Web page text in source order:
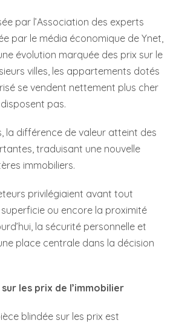
par l’Association des experts
par le média économique de Ynet,
évolution marquée des prix sur le
villes, les appartements dotés
se vendent nettement plus cher
pas.
la différence de valeur atteint des
traduisant une nouvelle
immobiliers.
privilégiaient avant tout
superficie ou encore la proximité
la sécurité personnelle et
place centrale dans la décision
les prix de l’immobilier
blindée sur les prix est